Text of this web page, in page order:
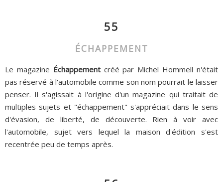
55
ÉCHAPPEMENT
Le magazine Échappementcréé par Michel Hommell n'était
pas réservé à l'automobile comme son nom pourrait le laisser
penser. Il s'agissait à l'origine d'un magazine qui traitait de
multiples sujets et "échappement" s'appréciait dans le sens
d'évasion, de liberté, de découverte. Rien à voir avec
l'automobile, sujet vers lequel la maison d'édition s'est
recentrée peu de temps après.